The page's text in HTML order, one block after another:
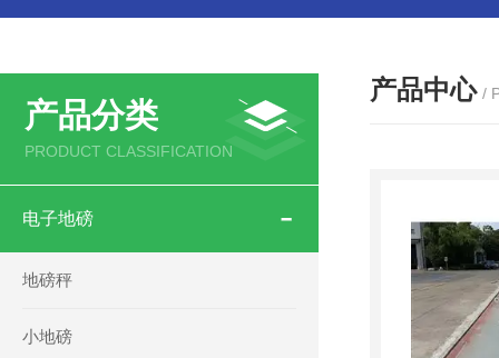
产品分类
PRODUCT CLASSIFICATION
电子地磅
地磅秤
小地磅
产品中心 /